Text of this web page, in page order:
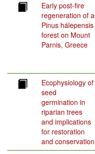
Early post-fire
regeneration of a
Pinus hálepensis
forest on Mount
Parnis, Greece
Ecophysiology of
seed
germination in
riparian trees
and implications
for restoration
and conservation